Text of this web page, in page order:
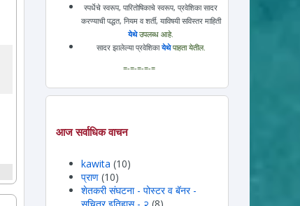
स्पर्धेचे स्वरूप, पारितोषिकाचे स्वरूप, प्रवेशिका सादर
करण्याची पद्धत, नियम व शर्ती, याविषयी सविस्तर माहिती
येथेउपलब्ध आहे.
सादर झालेल्या प्रवेशिकायेथेपाहता येतील.
=-=-=-=-=
आज सर्वाधिक वाचन
kawita (10)
प्राण (10)
शेतकरी संघटना - पोस्टर व बॅनर -